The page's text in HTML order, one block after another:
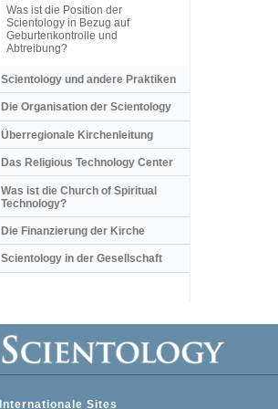
Was ist die Position der
Scientology in Bezug auf
Geburtenkontrolle und
Abtreibung?
Scientology und andere Praktiken
Die Organisation der Scientology
Überregionale Kirchenleitung
Das Religious Technology Center
Was ist die Church of Spiritual
Technology?
Die Finanzierung der Kirche
Scientology in der Gesellschaft
Internationale Sites